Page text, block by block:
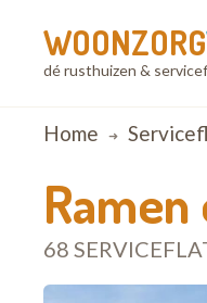
WOONZORG
dé rusthuizen &
Breadcrumb
Home
68